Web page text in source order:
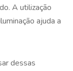
A utilização
ajuda a
dessas